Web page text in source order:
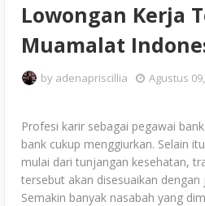
Lowongan Kerja
Muamalat
by adenapriscillia Agustus
Profesi karir sebagai pegawai
bank cukup menggiurkan. Selain
mulai dari tunjangan kesehatan,
tersebut akan disesuaikan
Semakin banyak nasabah yang